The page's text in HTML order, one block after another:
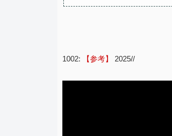
1002: 【参考】 2025//